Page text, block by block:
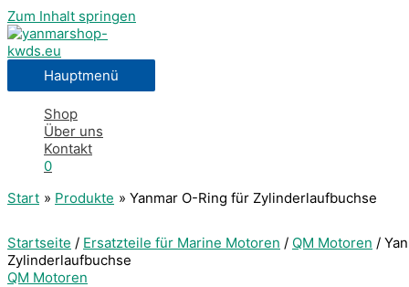
Zum Inhalt springen
Hauptmenü
Shop
Über uns
Kontakt
0
Start
Produkte Yanmar O-Ring für Zylinderlaufbuchse
Startseite / Ersatzteile für Marine Motoren / QM Motoren /
Zylinderlaufbuchse
QM Motoren